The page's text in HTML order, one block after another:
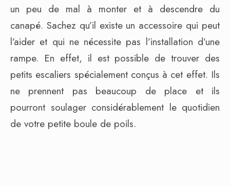
un peu de mal à monter et à descendre du
canapé. Sachez qu’il existe un accessoire qui peut
l’aider et qui ne nécessite pas l’installation d’une
rampe. En effet, il est possible de trouver des
petits escaliers spécialement conçus à cet effet. Ils
ne prennent pas beaucoup de place et ils
pourront soulager considérablement le quotidien
de votre petite boule de poils.